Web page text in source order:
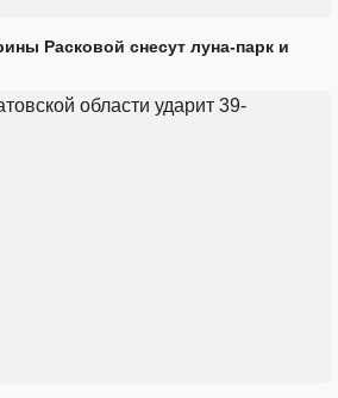
Расковой снесут луна-парк и